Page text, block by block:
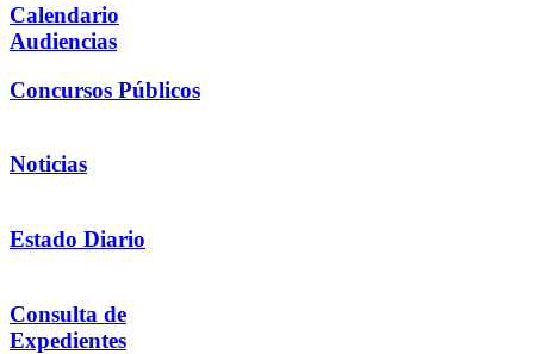
Calendario
Audiencias
Concursos Públicos
Noticias
Estado Diario
Consulta de
Expedientes